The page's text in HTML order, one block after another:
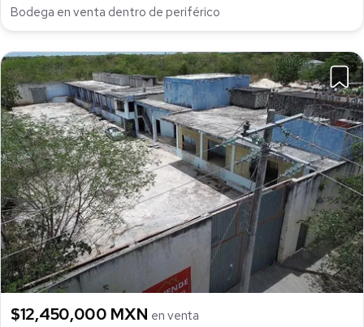
Bodega en venta dentro de periférico
$12,450,000 MXN en venta